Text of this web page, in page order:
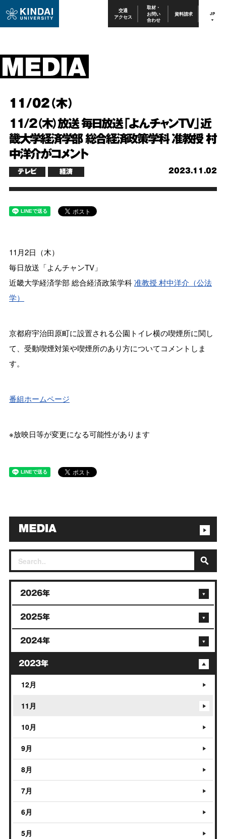
交通
アクセス
取材・
お問い
合わせ
資料請求 JP
11/02（木）
11/2（木）放送 毎日放送「よんチャンTV」近
畿大学経済学部 総合経済政策学科 准教授 村
中洋介がコメント
2023.11.02
テレビ 経済
11月2日（木）
毎日放送「よんチャンTV」
近畿大学経済学部 総合経済政策学科准教授 村中洋介（公法
学）
京都府宇治田原町に設置される公園トイレ横の喫煙所に関し
て、受動喫煙対策や喫煙所のあり方についてコメントしま
す。
番組ホームページ
※放映日等が変更になる可能性があります
2026年
2025年
2024年
2023年
12月
11月
10月
9月
8月
7月
6月
5月